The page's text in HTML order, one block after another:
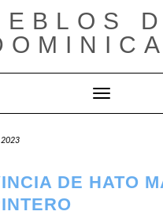
Cambiar
2023
DE HATO